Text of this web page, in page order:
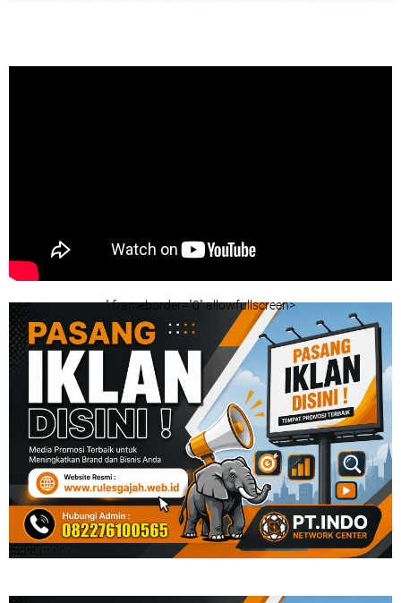
" frameborder="0" allowfullscreen>